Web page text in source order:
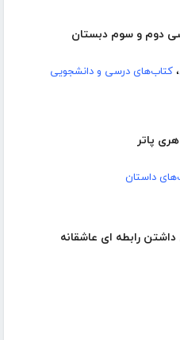
دوم و سوم دبستان
، کتاب‌های درسی و دانشجویی
پاتر
داستان
رابطه ای عاشقانه